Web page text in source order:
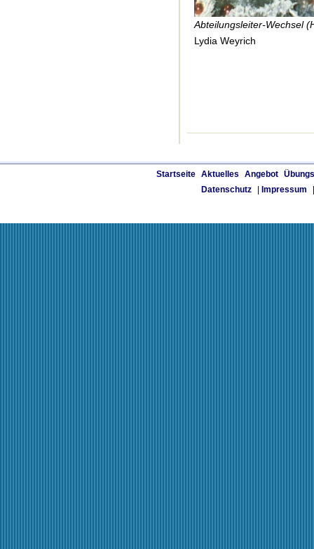
Abteilungsleiter-Wechsel
Lydia Weyrich
Startseite Aktuelles Angebot
Datenschutz
Impressum